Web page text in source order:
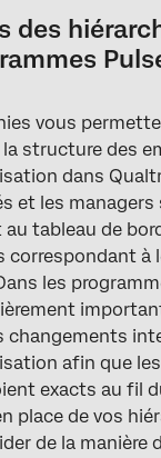
des Hiérarchies
d'impulsion
Hiérarchie à venir
des Hiérarchies
de la Hiérarchie
ou mise à jour des
de hiérarchie
de
des
vous
structure des
dans
et les managers
tableau de
correspondant à
les
changements
afin que
exacts au fil
place de vos
de la manière